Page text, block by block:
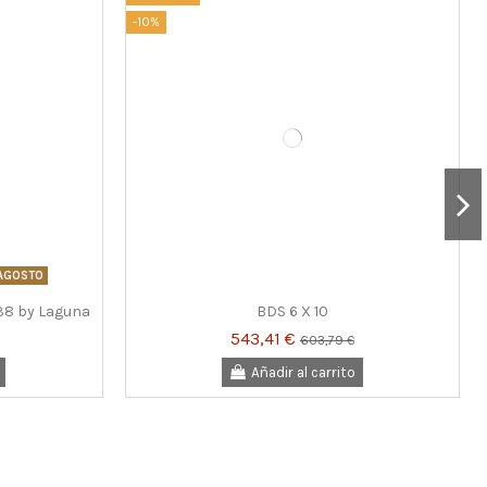
by Laguna
-10%
BDS 6 X 10
543,41 €603,79 €
Añadir al carrito